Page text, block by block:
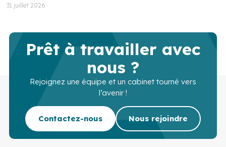
31 juillet 2026
Prêt à travailler avec
nous ?
Rejoignez une équipe et un cabinet tourné vers
l’avenir !
Contactez-nous Nous rejoindre